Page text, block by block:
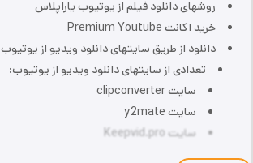
روشهای دانلود فیلم از یوتیوب یاراپلاس
خرید اکانت Premium Youtube
دانلود از طریق سایتهای دانلود ویدیو از یوتیوب
تعدادی از سایتهای دانلود ویدیو از یوتیوب:
سایت clipconverter
سایت y2mate
سایت Keepvid.pro